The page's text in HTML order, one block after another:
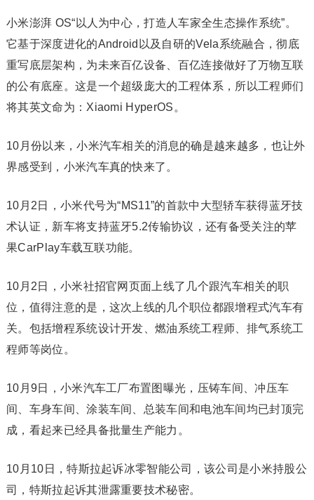
小米澎湃 OS“以人为中心，打造人车家全生态操作系统”。
它基于深度进化的Android以及自研的Vela系统融合，彻底
重写底层架构，为未来百亿设备、百亿连接做好了万物互联
的公有底座。这是一个超级庞大的工程体系，所以工程师们
将其英文命为：Xiaomi HyperOS。
10月份以来，小米汽车相关的消息的确是越来越多，也让外
界感受到，小米汽车真的快来了。
10月2日，小米代号为“MS11”的首款中大型轿车获得蓝牙技
术认证，新车将支持蓝牙5.2传输协议，还有备受关注的苹
果CarPlay车载互联功能。
10月2日，小米社招官网页面上线了几个跟汽车相关的职
位，值得注意的是，这次上线的几个职位都跟增程式汽车有
关。包括增程系统设计开发、燃油系统工程师、排气系统工
程师等岗位。
10月9日，小米汽车工厂布置图曝光，压铸车间、冲压车
间、车身车间、涂装车间、总装车间和电池车间均已封顶完
成，看起来已经具备批量生产能力。
10月10日，特斯拉起诉冰零智能公司，该公司是小米持股公
司，特斯拉起诉其泄露重要技术秘密。